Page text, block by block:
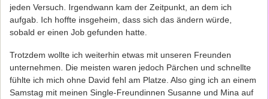
jeden Versuch. Irgendwann kam der Zeitpunkt, an dem ich
aufgab. Ich hoffte insgeheim, dass sich das ändern würde,
sobald er einen Job gefunden hatte.
Trotzdem wollte ich weiterhin etwas mit unseren Freunden
unternehmen. Die meisten waren jedoch Pärchen und schnellte
fühlte ich mich ohne David fehl am Platze. Also ging ich an einem
Samstag mit meinen Single-Freundinnen Susanne und Mina auf